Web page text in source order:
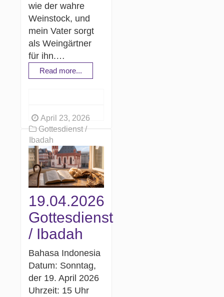
wie der wahre
Weinstock, und
mein Vater sorgt
als Weingärtner
für ihn.…
Read more...
April 23, 2026
Gottesdienst /
Ibadah
19.04.2026
Gottesdienst
/ Ibadah
Bahasa Indonesia
Datum: Sonntag,
der 19. April 2026
Uhrzeit: 15 Uhr